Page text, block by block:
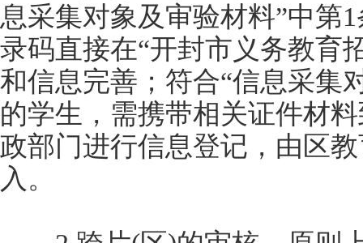
息采集对象及审验材料”中第
录码直接在“开封市义务教育
和信息完善；符合“信息采集
的学生，需携带相关证件材
政部门进行信息登记，由区
入。